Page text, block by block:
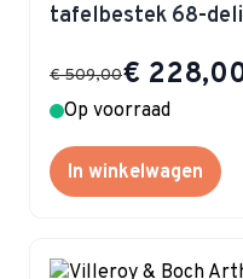
tafelbestek 68-
Special Price
€
€ 509,00
Op voorraad
In winkelwagen